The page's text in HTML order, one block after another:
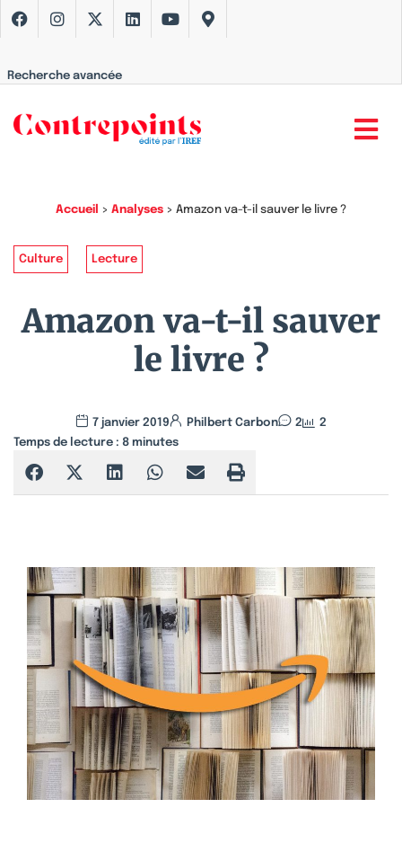
Recherche avancée
Accueil > Analyses > Amazon va-t-il sauver le livre ?
Culture Lecture
Amazon va-t-il sauver
le livre ?
7 janvier 2019 Philbert Carbon 2
2
Temps de lecture : 8 minutes